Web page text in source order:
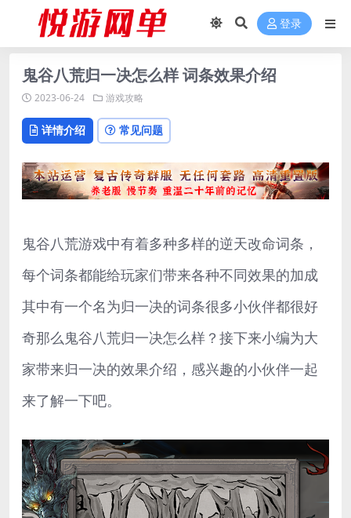
登录
鬼谷八荒归一决怎么样 词条效果介绍
2023-06-24 游戏攻略
详情介绍 常见问题
鬼谷八荒游戏中有着多种多样的逆天改命词条，
每个词条都能给玩家们带来各种不同效果的加成
其中有一个名为归一决的词条很多小伙伴都很好
奇那么鬼谷八荒归一决怎么样？接下来小编为大
家带来归一决的效果介绍，感兴趣的小伙伴一起
来了解一下吧。